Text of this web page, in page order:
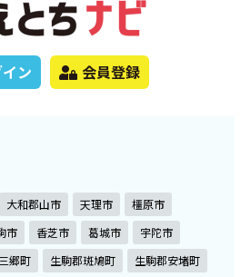
ン 会員登録
大和郡山市 天理市
橿原市
市 香芝市 葛城市
宇陀市
郷町 生駒郡斑鳩町
生駒郡安堵町